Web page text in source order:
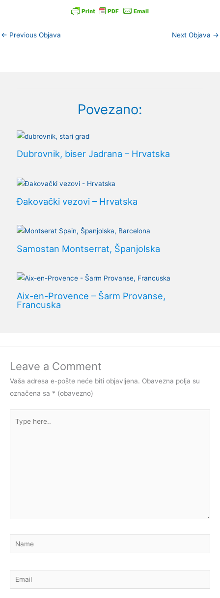
← Previous Objava Next Objava →
Povezano:
Dubrovnik, biser Jadrana – Hrvatska
Đakovački vezovi – Hrvatska
Samostan Montserrat, Španjolska
Aix-en-Provence – Šarm Provanse,
Francuska
Leave a Comment
Vaša adresa e-pošte neće biti objavljena. Obavezna polja su
označena sa * (obavezno)
here..
Name
Email